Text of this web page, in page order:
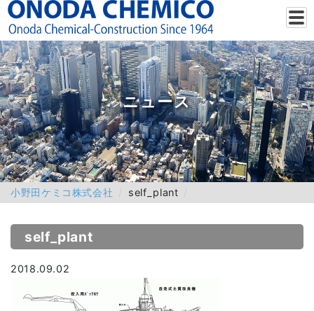
ニュース
小野田ケミコ株式会社 self_plant
self_plant
2018.09.02